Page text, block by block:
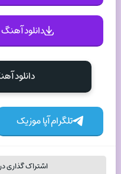
دانلود آهنگ
دانلود
تلگرام آپا موزیک
اشتراک گذاری